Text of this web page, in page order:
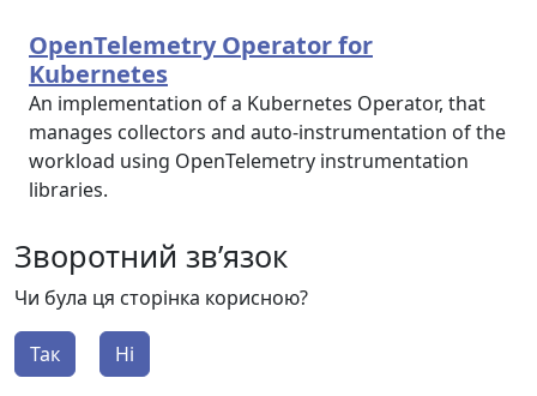
OpenTelemetry Operator for
Kubernetes
An implementation of a Kubernetes Operator, that
manages collectors and auto-instrumentation of the
workload using OpenTelemetry instrumentation
libraries.
Зворотний зв’язок
Чи була ця сторінка корисною?
Так Ні